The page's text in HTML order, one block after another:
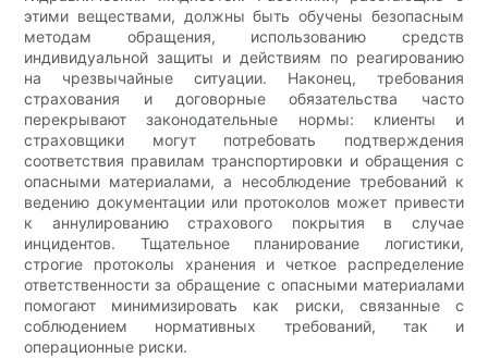
этими веществами, должны быть обучены безопасным
методам обращения, использованию средств
индивидуальной защиты и действиям по реагированию
на чрезвычайные ситуации. Наконец, требования
страхования и договорные обязательства часто
перекрывают законодательные нормы: клиенты и
страховщики могут потребовать подтверждения
соответствия правилам транспортировки и обращения с
опасными материалами, а несоблюдение требований к
ведению документации или протоколов может привести
к аннулированию страхового покрытия в случае
инцидентов. Тщательное планирование логистики,
строгие протоколы хранения и четкое распределение
ответственности за обращение с опасными материалами
помогают минимизировать как риски, связанные с
соблюдением нормативных требований, так и
операционные риски.